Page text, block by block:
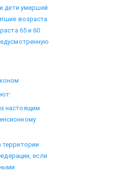
дети умершей
возраста
65 и 60
настоящим
если